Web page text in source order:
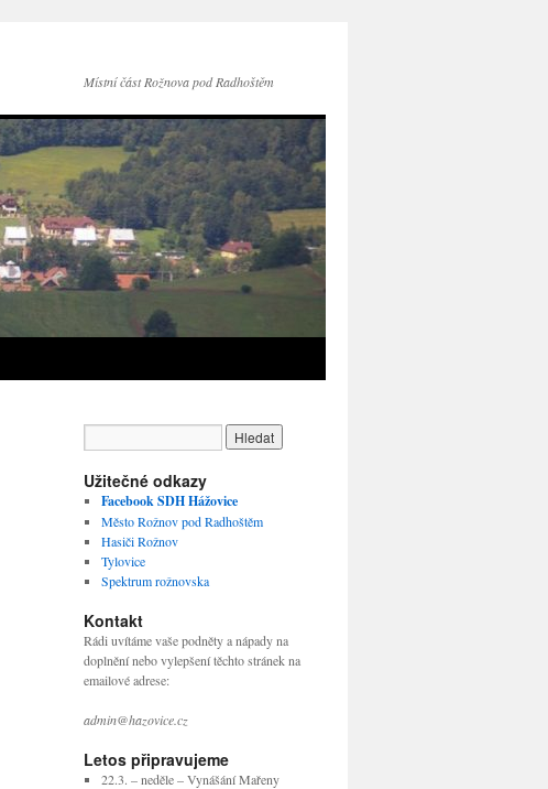
Místní část Rožnova pod Radhoštěm
Užitečné odkazy
Facebook SDH Hážovice
Město Rožnov pod Radhoštěm
Hasiči Rožnov
Tylovice
Spektrum rožnovska
Kontakt
Rádi uvítáme vaše podněty a nápady na
doplnění nebo vylepšení těchto stránek na
emailové adrese:
admin@hazovice.cz
Letos připravujeme
22.3. – neděle – Vynášání Mařeny